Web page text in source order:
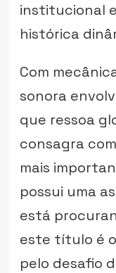
institucional
histórica
Com
sonora
que ressoa
consagra
mais
possui uma
está
este título é
pelo desafio